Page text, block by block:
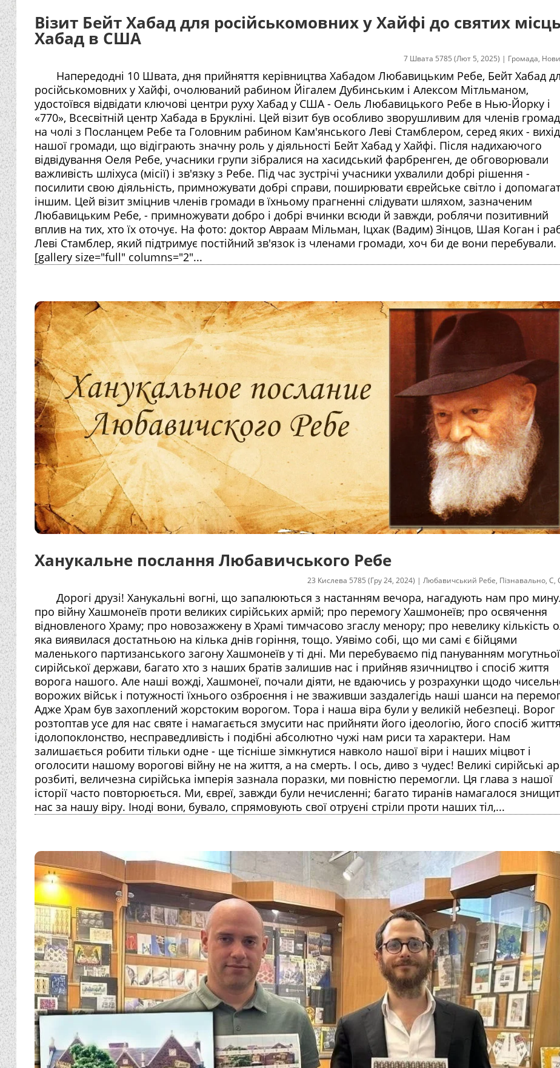
Візит Бейт Хабад для російськомовних у Хайфі до святих місць
Хабад в США
7 Швата 5785 (Лют 5, 2025) | Громада,
Напередодні 10 Швата, дня прийняття керівництва Хабадом Любавицьким Ребе, Бейт Хабад
російськомовних у Хайфі, очолюваний рабином Йігалем Дубинським і Алексом Мітльманом,
удостоївся відвідати ключові центри руху Хабад у США - Оель Любавицького Ребе в Нью-Йорку і
«770», Всесвітній центр Хабада в Брукліні. Цей візит був особливо зворушливим для членів
на чолі з Посланцем Ребе та Головним рабином Кам'янського Леві Стамблером, серед яких -
нашої громади, що відіграють значну роль у діяльності Бейт Хабад у Хайфі. Після надихаючого
відвідування Оеля Ребе, учасники групи зібралися на хасидський фарбренген, де обговорювали
важливість шліхуса (місії) і зв'язку з Ребе. Під час зустрічі учасники ухвалили добрі рішення -
посилити свою діяльність, примножувати добрі справи, поширювати єврейське світло і
іншим. Цей візит зміцнив членів громади в їхньому прагненні слідувати шляхом, зазначеним
Любавицьким Ребе, - примножувати добро і добрі вчинки всюди й завжди, роблячи позитивний
вплив на тих, хто їх оточує. На фото: доктор Авраам Мільман, Іцхак (Вадим) Зінцов, Шая Коган і
Леві Стамблер, який підтримує постійний зв'язок із членами громади, хоч би де вони перебували.
[gallery size="full" columns="2"...
Ханукальне послання Любавичського Ребе
23 Кислева 5785 (Гру 24, 2024) | Любавичський Ребе, Пізнавально, С,
Дорогі друзі! Ханукальні вогні, що запалюються з настанням вечора, нагадують нам про
про війну Хашмонеїв проти великих сирійських армій; про перемогу Хашмонеїв; про освячення
відновленого Храму; про новозажжену в Храмі тимчасово згаслу менору; про невелику кількість
яка виявилася достатньою на кілька днів горіння, тощо. Уявімо собі, що ми самі є бійцями
маленького партизанського загону Хашмонеїв у ті дні. Ми перебуваємо під пануванням могутньої
сирійської держави, багато хто з наших братів залишив нас і прийняв язичництво і спосіб життя
ворога нашого. Але наші вожді, Хашмонеї, почали діяти, не вдаючись у розрахунки щодо
ворожих військ і потужності їхнього озброєння і не зваживши заздалегідь наші шанси на
Адже Храм був захоплений жорстоким ворогом. Тора і наша віра були у великій небезпеці. Ворог
розтоптав усе для нас святе і намагається змусити нас прийняти його ідеологію, його спосіб
ідолопоклонство, несправедливість і подібні абсолютно чужі нам риси та характери. Нам
залишається робити тільки одне - ще тісніше зімкнутися навколо нашої віри і наших міцвот і
оголосити нашому ворогові війну не на життя, а на смерть. І ось, диво з чудес! Великі сирійські
розбиті, величезна сирійська імперія зазнала поразки, ми повністю перемогли. Ця глава з нашої
історії часто повторюється. Ми, євреї, завжди були нечисленні; багато тиранів намагалося
нас за нашу віру. Іноді вони, бувало, спрямовують свої отруєні стріли проти наших тіл,...